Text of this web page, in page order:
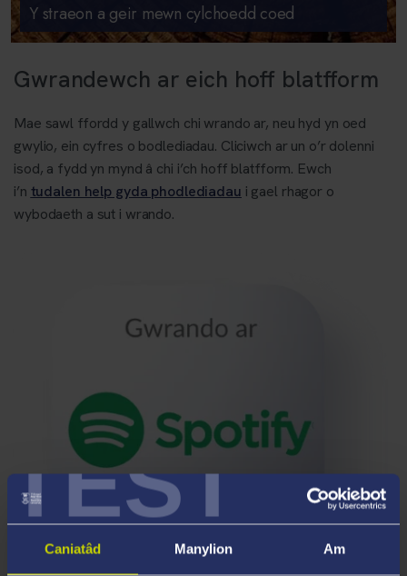
TEST
Caniatâd Manylion Am
Y straeon a geir mewn cylchoedd coed
Gwrandewch ar eich hoff blatfform
Mae sawl ffordd y gallwch chi wrando ar, neu hyd yn oed
gwylio, ein cyfres o bodlediadau. Cliciwch ar un o’r dolenni
isod, a fydd yn mynd â chi i’ch hoff blatfform. Ewch
i’n tudalen help gyda phodlediadau i gael rhagor o
wybodaeth a sut i wrando.